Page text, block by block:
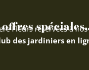
Fleurs réservées à
des jardiniers en